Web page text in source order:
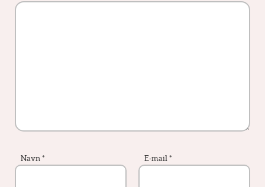
Navn * E-mail *